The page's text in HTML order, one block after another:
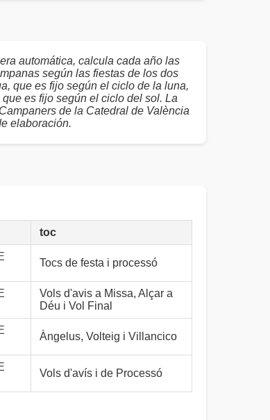
automática, calcula cada año las
según las fiestas de los dos
que es fijo según el ciclo de la luna,
es fijo según el ciclo del sol. La
de la Catedral de València
elaboración.
toc
Tocs de festa i processó
Vols d'avis a Missa, Alçar a
Déu i Vol Final
Àngelus, Volteig i Villancico
Vols d'avís i de Processó